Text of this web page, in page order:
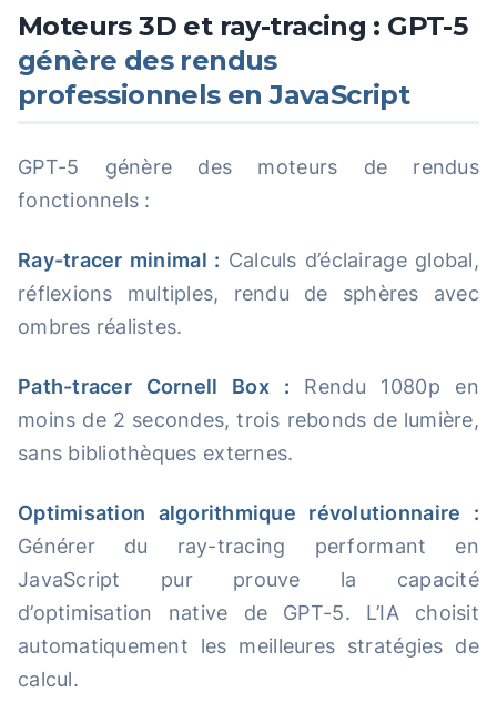
Moteurs 3D et ray-tracing : GPT-5
génère des rendus
professionnels en JavaScript
GPT-5 génère des moteurs de rendus
fonctionnels :
Ray-tracer minimal : Calculs d’éclairage global,
réflexions multiples, rendu de sphères avec
ombres réalistes.
Path-tracer Cornell Box : Rendu 1080p en
moins de 2 secondes, trois rebonds de lumière,
sans bibliothèques externes.
Optimisation algorithmique révolutionnaire :
Générer du ray-tracing performant en
JavaScript pur prouve la capacité
d’optimisation native de GPT-5. L’IA choisit
automatiquement les meilleures stratégies de
calcul.